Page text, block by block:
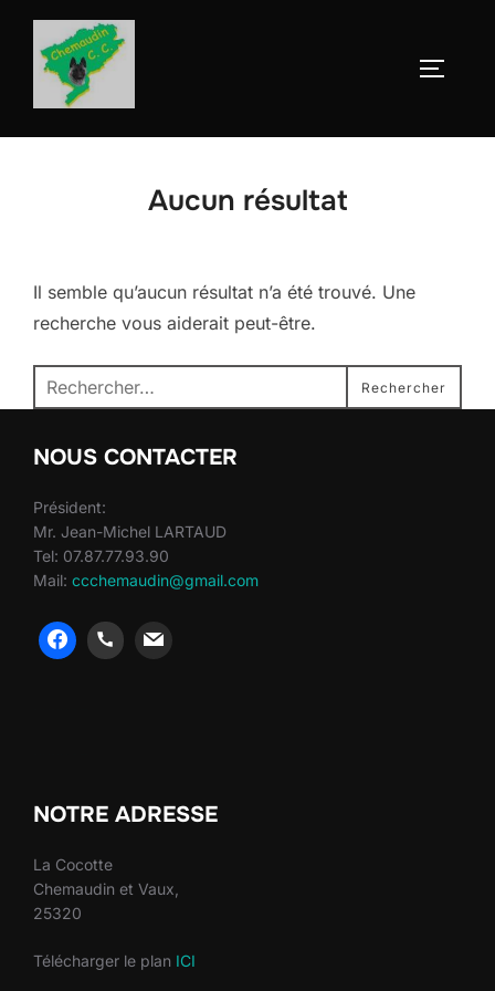
Aller
contenu
Aucun résultat
Il semble qu’aucun résultat n’a été trouvé. Une
recherche vous aiderait peut-être.
Recherche
pour :
Rechercher
NOUS CONTACTER
Président:
Mr. Jean-Michel LARTAUD
Tel: 07.87.77.93.90
Mail: ccchemaudin@gmail.com
NOTRE ADRESSE
La Cocotte
Chemaudin et Vaux,
25320
Télécharger le plan ICI